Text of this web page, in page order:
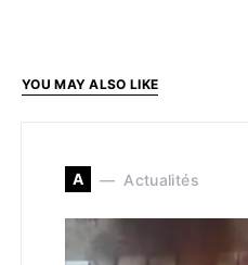
YOU MAY ALSO LIKE
A Actualités